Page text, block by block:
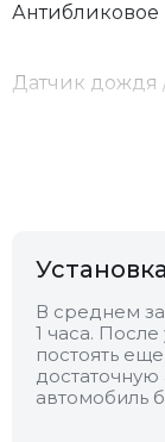
Датчик дождя
Обогрев
Установка
В среднем
1 часа.
постоять
автомобиль